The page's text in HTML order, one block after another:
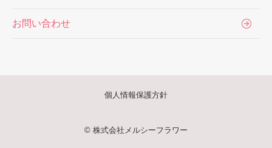
お問い合わせ
個人情報保護方針
© 株式会社メルシーフラワー